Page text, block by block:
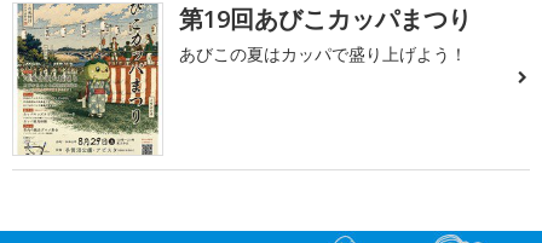
第19回あびこカッパまつり
あびこの夏はカッパで盛り上げよう！